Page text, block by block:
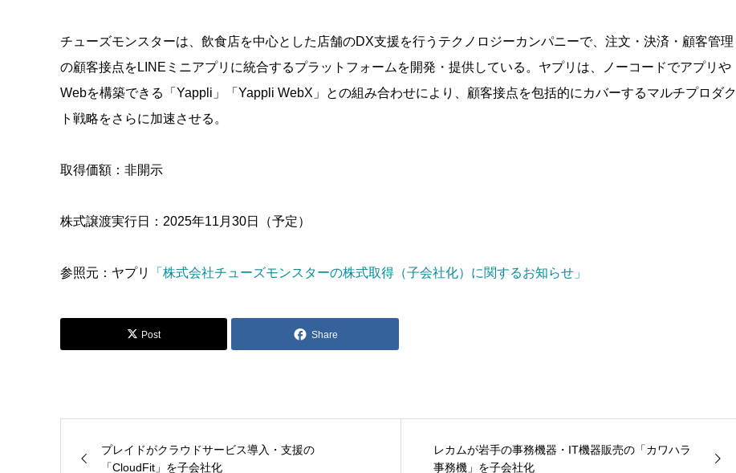
チューズモンスターは、飲食店を中心とした店舗のDX支援を行うテクノロジーカンパニーで、注文・決済・顧客管理
の顧客接点をLINEミニアプリに統合するプラットフォームを開発・提供している。ヤプリは、ノーコードでアプリや
Webを構築できる「Yappli」「Yappli WebX」との組み合わせにより、顧客接点を包括的にカバーするマルチプロダク
ト戦略をさらに加速させる。
取得価額：非開示
株式譲渡実行日：2025年11月30日（予定）
参照元：ヤプリ 「株式会社チューズモンスターの株式取得（子会社化）に関するお知らせ」
Post Share
プレイドがクラウドサービス導入・支援の
「CloudFit」を子会社化
レカムが岩手の事務機器・IT機器販売の「カワハラ
事務機」を子会社化